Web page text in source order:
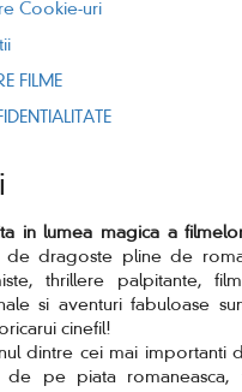
Cookie-uri
FILME
in lumea magica a
de dragoste pline de
thrillere palpitante,
si aventuri fabuloase
cinefil!
dintre cei mai importanti
pe piata romaneasca,